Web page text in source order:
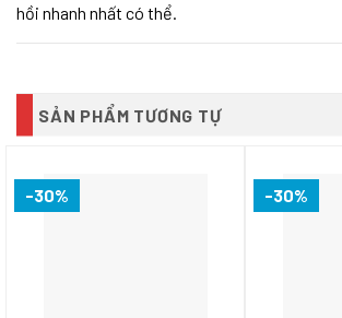
hồi nhanh nhất có thể.
SẢN PHẨM TƯƠNG TỰ
-30% -30%